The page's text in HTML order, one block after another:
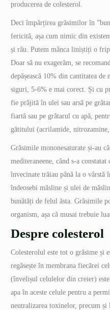
producerea de colesterol.
Deci împărțirea grăsimilor în
fericită, așa cum nimic din
și rău. Putem mânca liniștiți o
Doar să nu exagerăm, se
depășească 10% din cantitatea
siguri, 5-6% e mai corect. Și cu
fie prăjită în ulei sau arsă pe
fiartă sau pe grătarul cu apă,
gătitului (acrilamide, nitrozamine,
Grăsimile mononesaturate și-au
mediteraneene, când s-a
învecinate trăiau până la o vârstă
îndeosebi măsline și ulei de
bunătăți de felul ăsta. Grăsimile
organism, așa că musai trebuie
Despre colesterol
Colesterolul este tot o grăsime și
regăsește în membrana fiecărei
(învelișul celulelor din creier)
apa în aceste celule pentru a
neutralizarea toxinelor, precum